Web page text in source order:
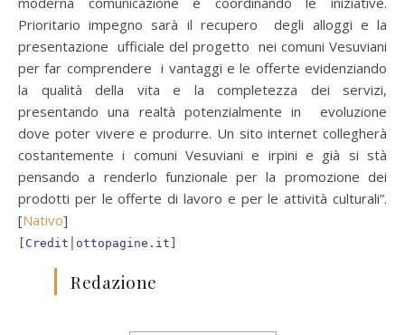
Prioritario impegno sarà il recupero degli alloggi e la
presentazione ufficiale del progetto nei comuni Vesuviani
per far comprendere i vantaggi e le offerte evidenziando
la qualità della vita e la completezza dei servizi,
presentando una realtà potenzialmente in evoluzione
dove poter vivere e produrre. Un sito internet collegherà
costantemente i comuni Vesuviani e irpini e già si stà
pensando a renderlo funzionale per la promozione dei
prodotti per le offerte di lavoro e per le attività culturali”.
[Nativo]
Credit│ottopagine.it
Redazione